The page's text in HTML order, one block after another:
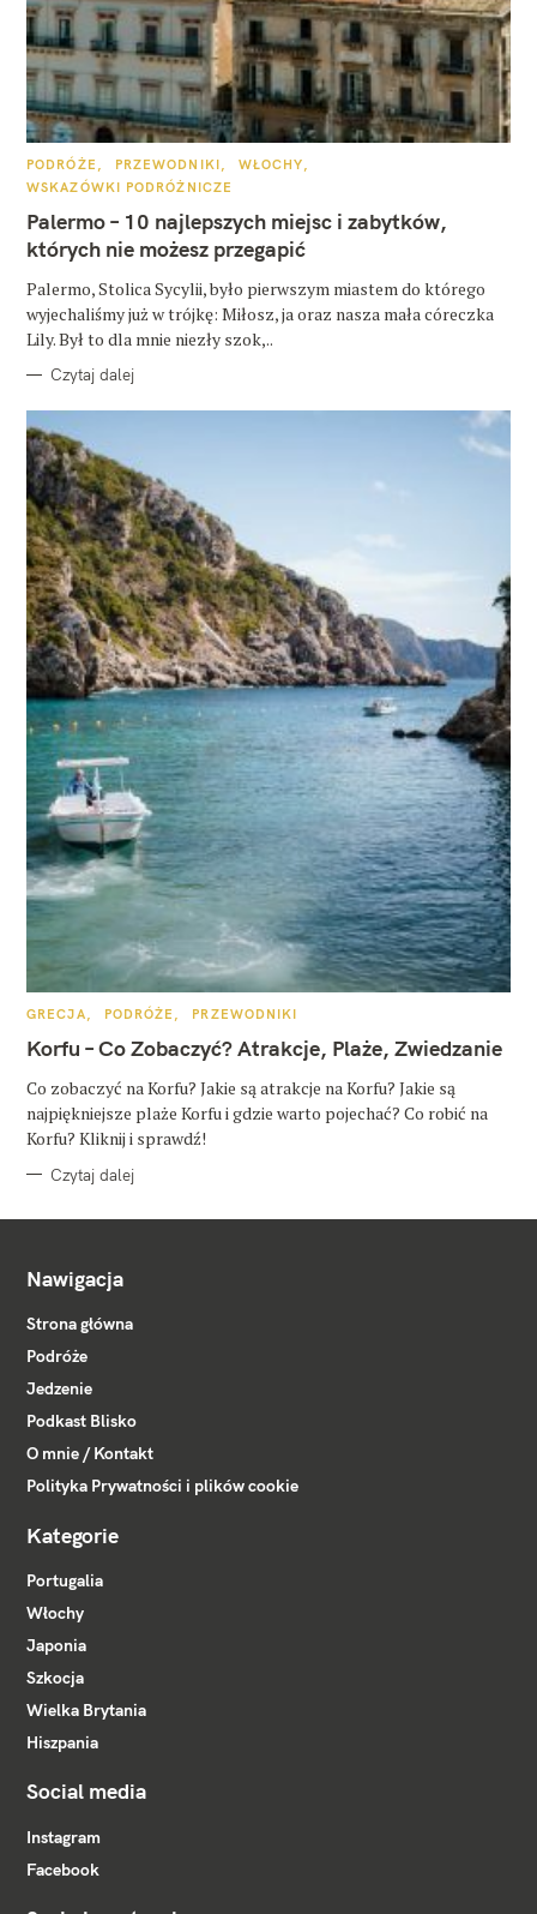
K
T
G
R
PODRÓŻE PRZEWODNIKI
WŁOCHY
WSKAZÓWKI PODRÓŻNICZE
Palermo – 10 najlepszych miejsc i zabytków,
których nie możesz przegapić
Palermo, Stolica Sycylii, było pierwszym miastem do którego
wyjechaliśmy już w trójkę: Miłosz, ja oraz nasza mała córeczka
Lily. Był to dla mnie niezły szok,..
Czytaj dalej
K
T
E
O
R
I
GRECJA PODRÓŻE PRZEWODNIKI
Korfu – Co Zobaczyć? Atrakcje, Plaże, Zwiedzanie
Co zobaczyć na Korfu? Jakie są atrakcje na Korfu? Jakie są
najpiękniejsze plaże Korfu i gdzie warto pojechać? Co robić na
Korfu? Kliknij i sprawdź!
Czytaj dalej
Nawigacja
Strona główna
Podróże
Jedzenie
Podkast Blisko
O mnie / Kontakt
Polityka Prywatności i plików cookie
Kategorie
Portugalia
Włochy
Japonia
Szkocja
Wielka Brytania
Hiszpania
Social media
Instagram
Facebook